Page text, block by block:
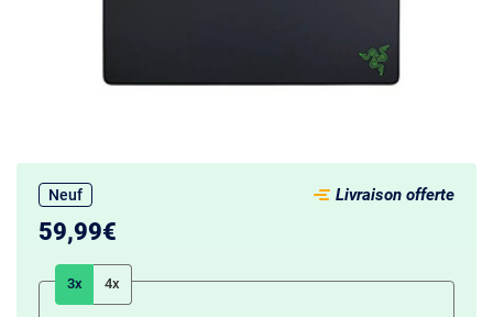
Neuf
59,99€
3x 4x
Livraison offerte